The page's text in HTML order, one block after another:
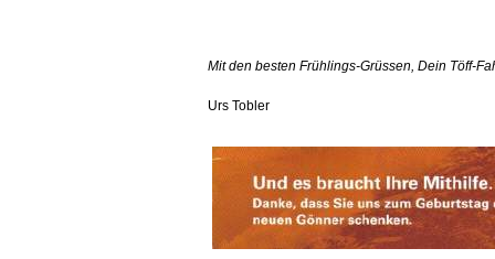
Mit den besten Frühlings-Grüssen, Dein Töff-
Urs Tobler